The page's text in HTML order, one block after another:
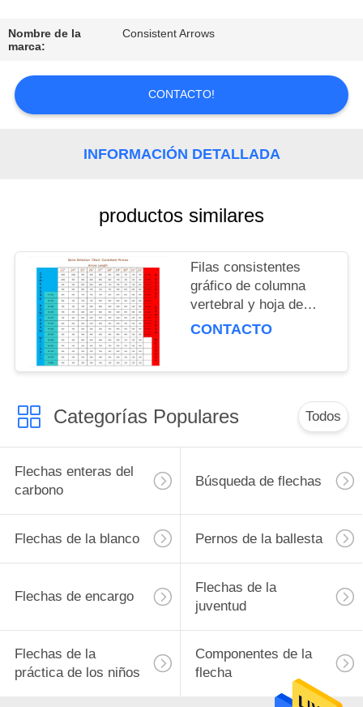
DE
ÉNTRENOS
PIDA
UNA
CITA
MAPA
DEL
SITIO
DE
PRIVACIDAD
Nombre de la
marca:
Consistent Arrows
CONTACTO!
INFORMACIÓN DETALLADA
productos similares
Filas consistentes
gráfico de columna
vertebral y hoja de
especificaciones de
CONTACTO
Categorías Populares Todos
Flechas enteras del
carbono
Búsqueda de flechas
Flechas de la blanco Pernos de la ballesta
Flechas de encargo
Flechas de la
juventud
Flechas de la
práctica de los niños
Componentes de la
flecha